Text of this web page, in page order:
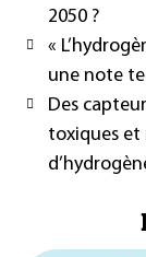
2050 ?
«
une note
Des
toxiques et